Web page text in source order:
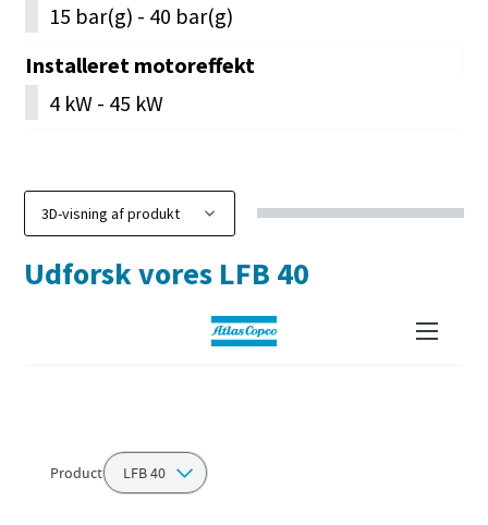
15 bar(g) - 40 bar(g)
Installeret motoreffekt
4 kW - 45 kW
Udforsk vores LFB 40